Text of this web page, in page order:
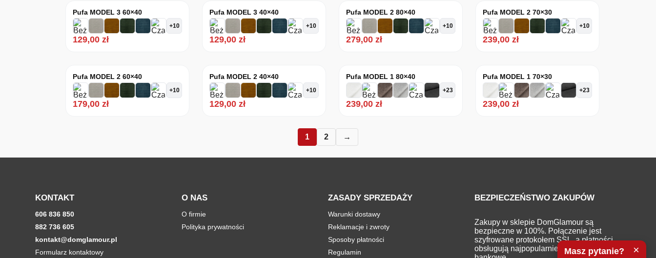
Pufa MODEL 3 60×40
+10
129,00zł
Pufa MODEL 3 40×40
+10
129,00zł
Pufa MODEL 2 80×40
+10
279,00zł
Pufa MODEL 2 70×30
+10
239,00zł
Pufa MODEL 2 60×40
+10
179,00zł
Pufa MODEL 2 40×40
+10
129,00zł
Pufa MODEL 1 80×40
+23
239,00zł
Pufa MODEL 1 70×30
+23
239,00zł
1 2 →
KONTAKT
606 836 850
882 736 605
kontakt@domglamour.pl
Formularz kontaktowy
O NAS
O firmie
Polityka prywatności
ZASADY SPRZEDAŻY
Warunki dostawy
Reklamacje i zwroty
Sposoby płatności
Regulamin
BEZPIECZEŃSTWO ZAKUPÓW
Zakupy w sklepie DomGlamour są
bezpieczne w 100%. Połączenie jest
szyfrowane protokołem SSL, a płatności
obsługują najpopularniejsze systemy
×
Masz pytanie?